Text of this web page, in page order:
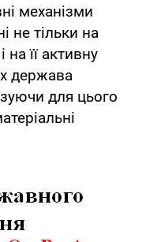
механізми
не тільки на
на її активну
держава
для цього